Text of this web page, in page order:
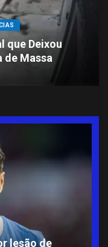
que Deixou
de Massa
lesão de